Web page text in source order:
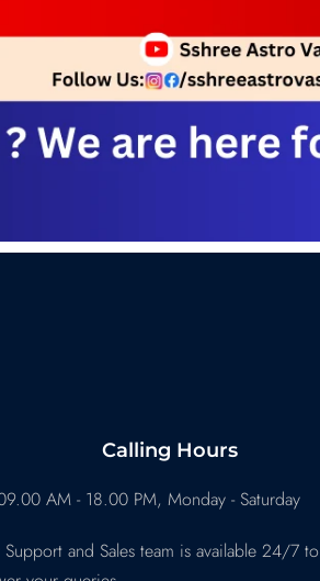
Calling Hours
AM - 18.00 PM, Monday - Saturday
and Sales team is available 24/7 to